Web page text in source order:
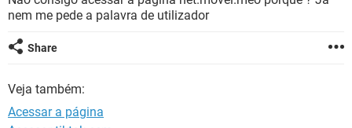
OUTLOOK EXCEL
INSTAGRAM
nem me pede a palavra de utilizador
Share
Veja também:
Acessar a página